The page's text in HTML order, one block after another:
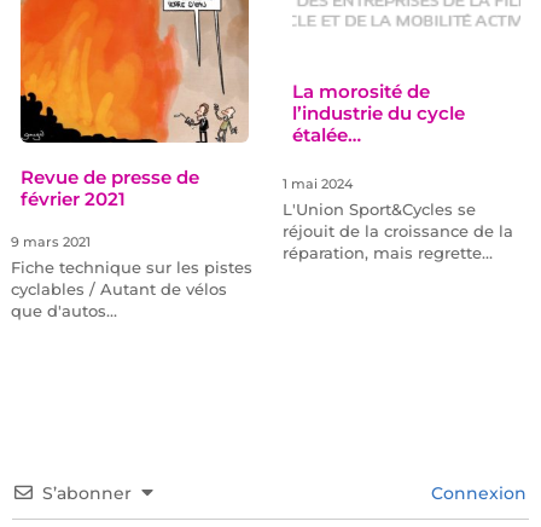
Revue de presse de
février 2021
9 mars 2021
Fiche technique sur les pistes
cyclables / Autant de vélos
que d'autos…
La morosité de
l’industrie du cycle
étalée…
1 mai 2024
L'Union Sport&Cycles se
réjouit de la croissance de la
réparation, mais regrette…
S’abonner Connexion